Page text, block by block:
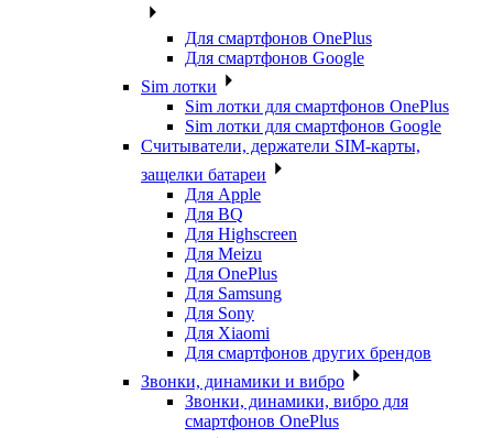
Для смартфонов OnePlus
Для смартфонов Google
Sim лотки
Sim лотки для смартфонов OnePlus
Sim лотки для смартфонов Google
Считыватели, держатели SIM-карты,
защелки батареи
Для Apple
Для BQ
Для Highscreen
Для Meizu
Для OnePlus
Для Samsung
Для Sony
Для Xiaomi
Для смартфонов других брендов
Звонки, динамики и вибро
Звонки, динамики, вибро для
смартфонов OnePlus